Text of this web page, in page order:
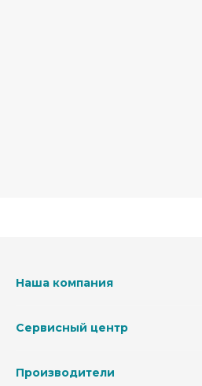
Наша компания
Сервисный центр
Производители